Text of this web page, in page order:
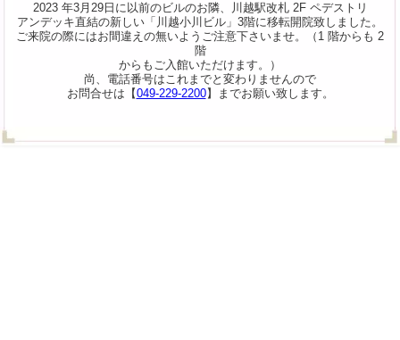
2023 年3月29日に以前のビルのお隣、川越駅改札 2F ペデストリ
アンデッキ直結の新しい「川越小川ビル」3階に移転開院致しました。
ご来院の際にはお間違えの無いようご注意下さいませ。（1 階からも 2
階
からもご入館いただけます。）
尚、電話番号はこれまでと変わりませんので
お問合せは【049-229-2200】までお願い致します。